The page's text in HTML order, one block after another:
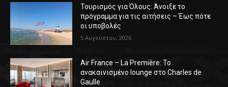
Τουρισμός για Όλους: Άνοιξε το
πρόγραμμα για τις αιτήσεις – Έως πότε
οι υποβολές
5 Αυγούστου, 2026
Air France – La Première: Το
ανακαινισμένο lounge στο Charles de
Gaulle